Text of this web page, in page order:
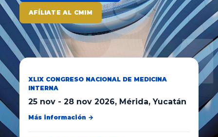
AFÍLIATE AL CMIM
XLIX CONGRESO NACIONAL DE MEDICINA
INTERNA
25 nov - 28 nov 2026, Mérida, Yucatán
Más información →